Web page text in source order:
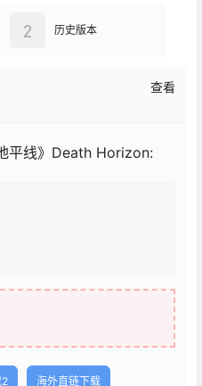
历史版本
2
查看
平线》Death Horizon:
2 海外直链下载